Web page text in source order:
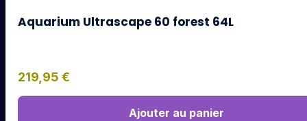
Aquarium Ultrascape 60 forest 64L
219,95 €
Ajouter au panier